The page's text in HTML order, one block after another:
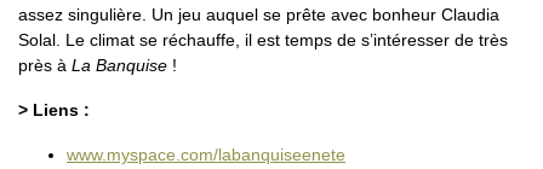
assez singulière. Un jeu auquel se prête avec bonheur Claudia
Solal. Le climat se réchauffe, il est temps de s’intéresser de très
près à La Banquise !
> Liens :
www.myspace.com/labanquiseenete